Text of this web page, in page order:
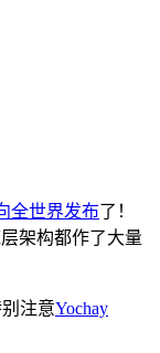
全世界发布了！
架构都作了大量
注意Yochay